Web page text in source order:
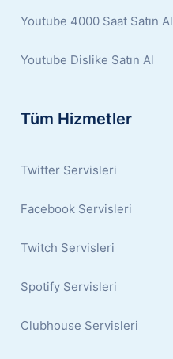
Youtube 4000 Saat Satın Al
Youtube Dislike Satın Al
Tüm Hizmetler
Twitter Servisleri
Facebook Servisleri
Twitch Servisleri
Spotify Servisleri
Clubhouse Servisleri